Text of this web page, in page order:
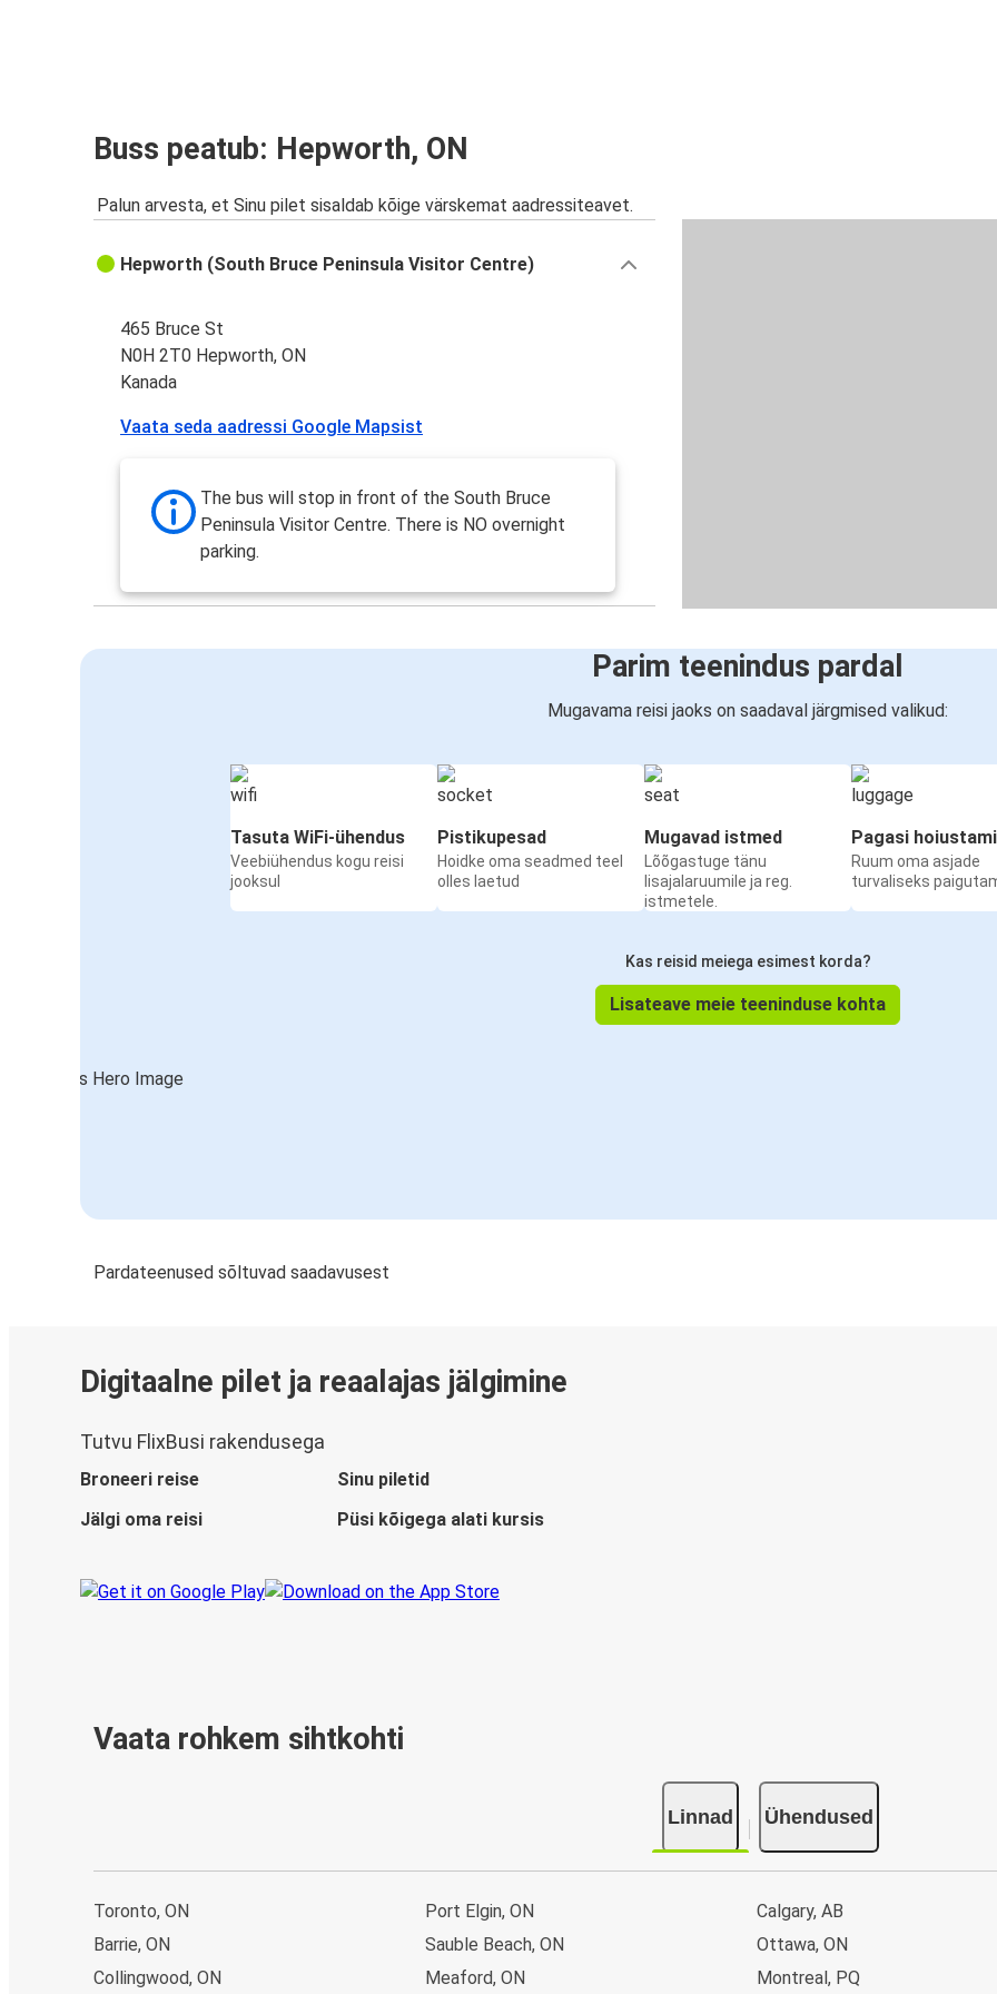
Buss peatub: Hepworth, ON
Palun arvesta, et Sinu pilet sisaldab kõige värskemat aadressiteavet.
Hepworth (South Bruce Peninsula Visitor Centre)
465 Bruce St
N0H 2T0 Hepworth, ON
Kanada
Vaata seda aadressi Google Mapsist
The bus will stop in front of the South Bruce
Peninsula Visitor Centre. There is NO overnight
parking.
Parim teenindus pardal
Mugavama reisi jaoks on saadaval järgmised valikud:
Tasuta WiFi-ühendus
Veebiühendus kogu reisi
jooksul
Pistikupesad
Hoidke oma seadmed teel
olles laetud
Mugavad istmed
Lõõgastuge tänu
lisajalaruumile ja reg.
istmetele.
Pagasi
Ruum oma asjade
turvaliseks
Kas reisid meiega esimest korda?
Lisateave meie teeninduse kohta
Pardateenused sõltuvad saadavusest
Digitaalne pilet ja reaalajas jälgimine
Tutvu FlixBusi rakendusega
Broneeri reise
Sinu piletid
Jälgi oma reisi
Püsi kõigega alati kursis
Vaata rohkem sihtkohti
Linnad Ühendused
Toronto, ON
Barrie, ON
Collingwood, ON
Port Elgin, ON
Sauble Beach, ON
Meaford, ON
Calgary, AB
Ottawa, ON
Montreal, PQ